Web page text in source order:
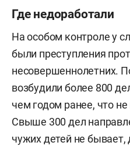
Где недоработали
На особом контроле у
были преступления
несовершеннолетних.
возбудили более 800
чем годом ранее, что
Свыше 300 дел
чужих детей не